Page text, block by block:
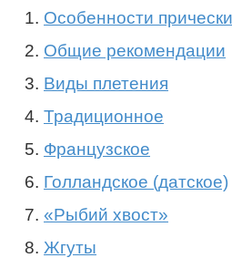
Особенности прически
Общие рекомендации
Виды плетения
Традиционное
Французское
Голландское (датское)
«Рыбий хвост»
Жгуты